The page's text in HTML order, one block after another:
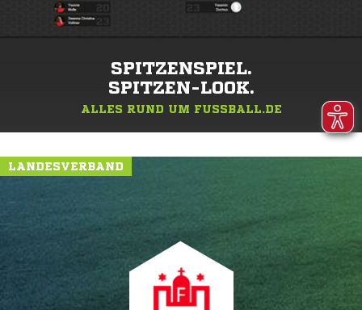
SPITZENSPIEL.
SPITZEN-LOOK.
ALLES RUND UM FUSSBALL.DE
LANDESVERBAND